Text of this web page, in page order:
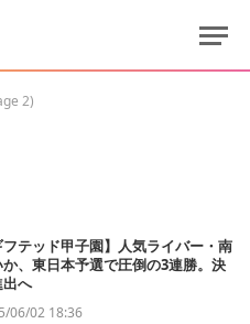
2)
フテッド甲子園】人気ライバー・南
、東日本予選で圧倒の3連勝。決
出へ
06/02 18:36